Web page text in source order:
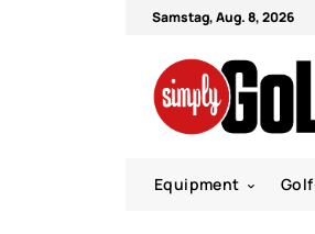
Samstag, Aug. 8, 2026
Equipment